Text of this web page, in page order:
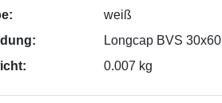
weiß
Longcap BVS 30x60
0.007 kg